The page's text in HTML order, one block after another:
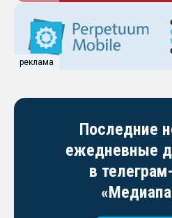
реклама
Последние
ежедневные
в